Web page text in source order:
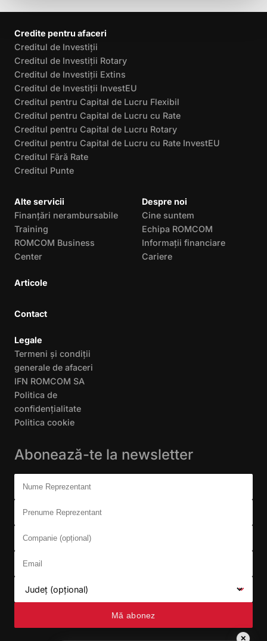
Credite pentru afaceri
Creditul de Investiții
Creditul de Investiții Rotary
Creditul de Investiții Extins
Creditul de Investiții InvestEU
Creditul pentru Capital de Lucru Flexibil
Creditul pentru Capital de Lucru cu Rate
Creditul pentru Capital de Lucru Rotary
Creditul pentru Capital de Lucru cu Rate InvestEU
Creditul Fără Rate
Creditul Punte
Alte servicii
Finanțări nerambursabile
Training
ROMCOM Business
Center
Articole
Despre noi
Cine suntem
Echipa ROMCOM
Informații financiare
Cariere
Contact
Legale
Termeni și condiții
generale de afaceri
IFN ROMCOM SA
Politica de
confidențialitate
Politica cookie
Abonează-te la newsletter
Don't fill this out:
Nume Reprezentant
Prenume Reprezentant
Companie (opțional)
Email
Județ (opțional)
Mă abonez
✕